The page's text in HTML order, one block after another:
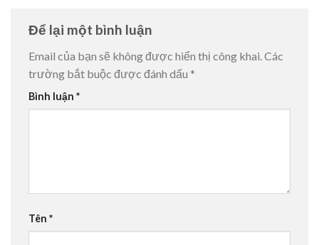
Để lại một bình luận
Email của bạn sẽ không được hiển thị công khai.Các
trường bắt buộc được đánh dấu *
Bình luận *
Tên *